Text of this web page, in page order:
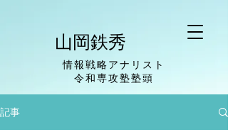
山岡鉄秀
情報戦略アナリスト
​令和専攻塾塾頭
記事